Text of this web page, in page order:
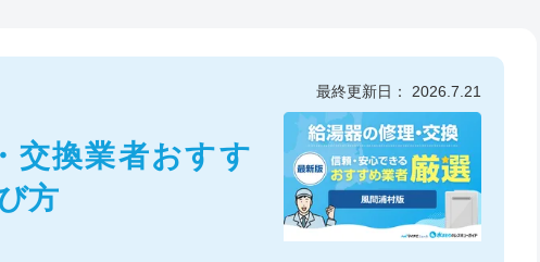
交換業者おすす
方
最終更新日： 2026.7.21